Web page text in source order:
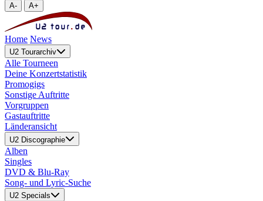
A- A+
Home News
U2 Tourarchiv
Alle Tourneen
Deine Konzertstatistik
Promogigs
Sonstige Auftritte
Vorgruppen
Gastauftritte
Länderansicht
U2 Discographie
Alben
Singles
DVD & Blu-Ray
Song- und Lyric-Suche
U2 Specials